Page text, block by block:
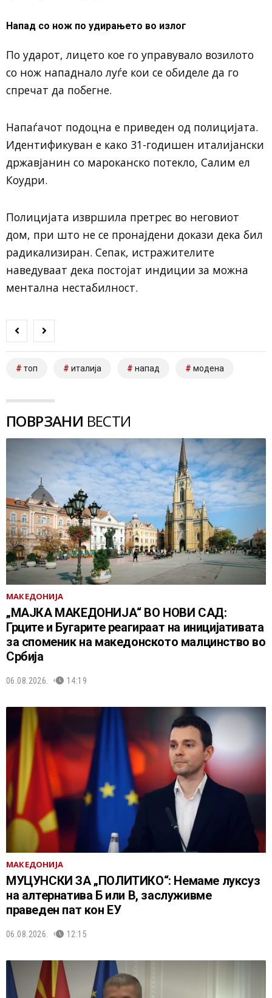
Напад со нож по удирањето во излог
По ударот, лицето кое го управувало возилото
со нож нападнало луѓе кои се обиделе да го
спречат да побегне.
Напаѓачот подоцна е приведен од полицијата.
Идентификуван е како 31-годишен италијански
државјанин со мароканско потекло, Салим ел
Коудри.
Полицијата извршила претрес во неговиот
дом, при што не се пронајдени докази дека бил
радикализиран. Сепак, истражителите
наведуваат дека постојат индиции за можна
ментална нестабилност.
топ италија напад модена
ПОВРЗАНИ ВЕСТИ
МАКЕДОНИЈА
„МАЈКА МАКЕДОНИЈА“ ВО НОВИ САД:
Грците и Бугарите реагираат на иницијативата
за споменик на македонското малцинство во
Србија
06.08.2026. 14:19
МАКЕДОНИЈА
МУЦУНСКИ ЗА „ПОЛИТИКО“: Немаме луксуз
на алтернатива Б или В, заслуживме
праведен пат кон ЕУ
06.08.2026. 12:15